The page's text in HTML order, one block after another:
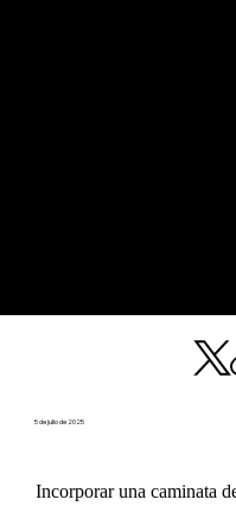
5 de julio de 2025
Incorporar una caminata